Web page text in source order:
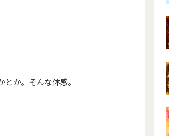
か。そんな体感。